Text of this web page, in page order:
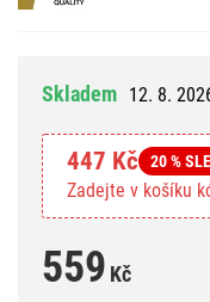
Skladem 12. 8.
447 Kč 20 %
Zadejte v košíku
559 Kč